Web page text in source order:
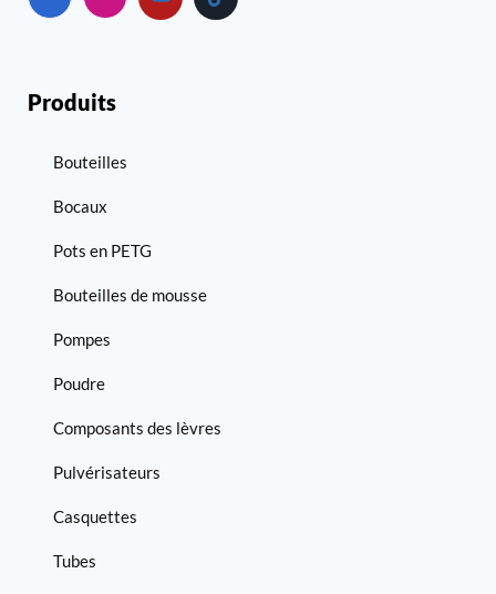
Produits
Bouteilles
Bocaux
Pots en PETG
Bouteilles de mousse
Pompes
Poudre
Composants des lèvres
Pulvérisateurs
Casquettes
Tubes